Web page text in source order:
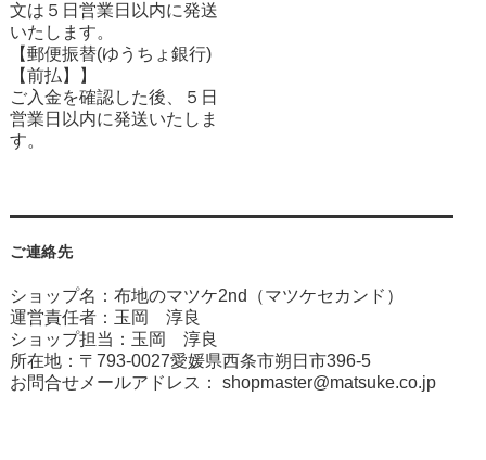
文は５日営業日以内に発送
いたします。
【郵便振替(ゆうちょ銀行)
【前払】】
ご入金を確認した後、５日
営業日以内に発送いたしま
す。
ご連絡先
ショップ名：布地のマツケ2nd（マツケセカンド）
運営責任者：玉岡 淳良
ショップ担当：玉岡 淳良
所在地：〒793-0027愛媛県西条市朔日市396-5
お問合せメールアドレス： shopmaster@matsuke.co.jp